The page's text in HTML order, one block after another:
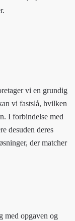
vi en grundig
vi fastslå, hvilken
I forbindelse med
desuden deres
der matcher
med opgaven og